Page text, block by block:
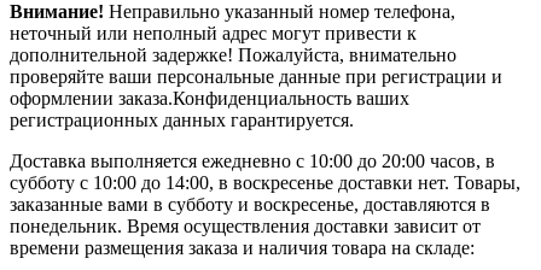
Внимание! Неправильно указанный номер телефона,
неточный или неполный адрес могут привести к
дополнительной задержке! Пожалуйста, внимательно
проверяйте ваши персональные данные при регистрации и
оформлении заказа.Конфиденциальность ваших
регистрационных данных гарантируется.
Доставка выполняется ежедневно с 10:00 до 20:00 часов, в
субботу с 10:00 до 14:00, в воскресенье доставки нет. Товары,
заказанные вами в субботу и воскресенье, доставляются в
понедельник. Время осуществления доставки зависит от
времени размещения заказа и наличия товара на складе: